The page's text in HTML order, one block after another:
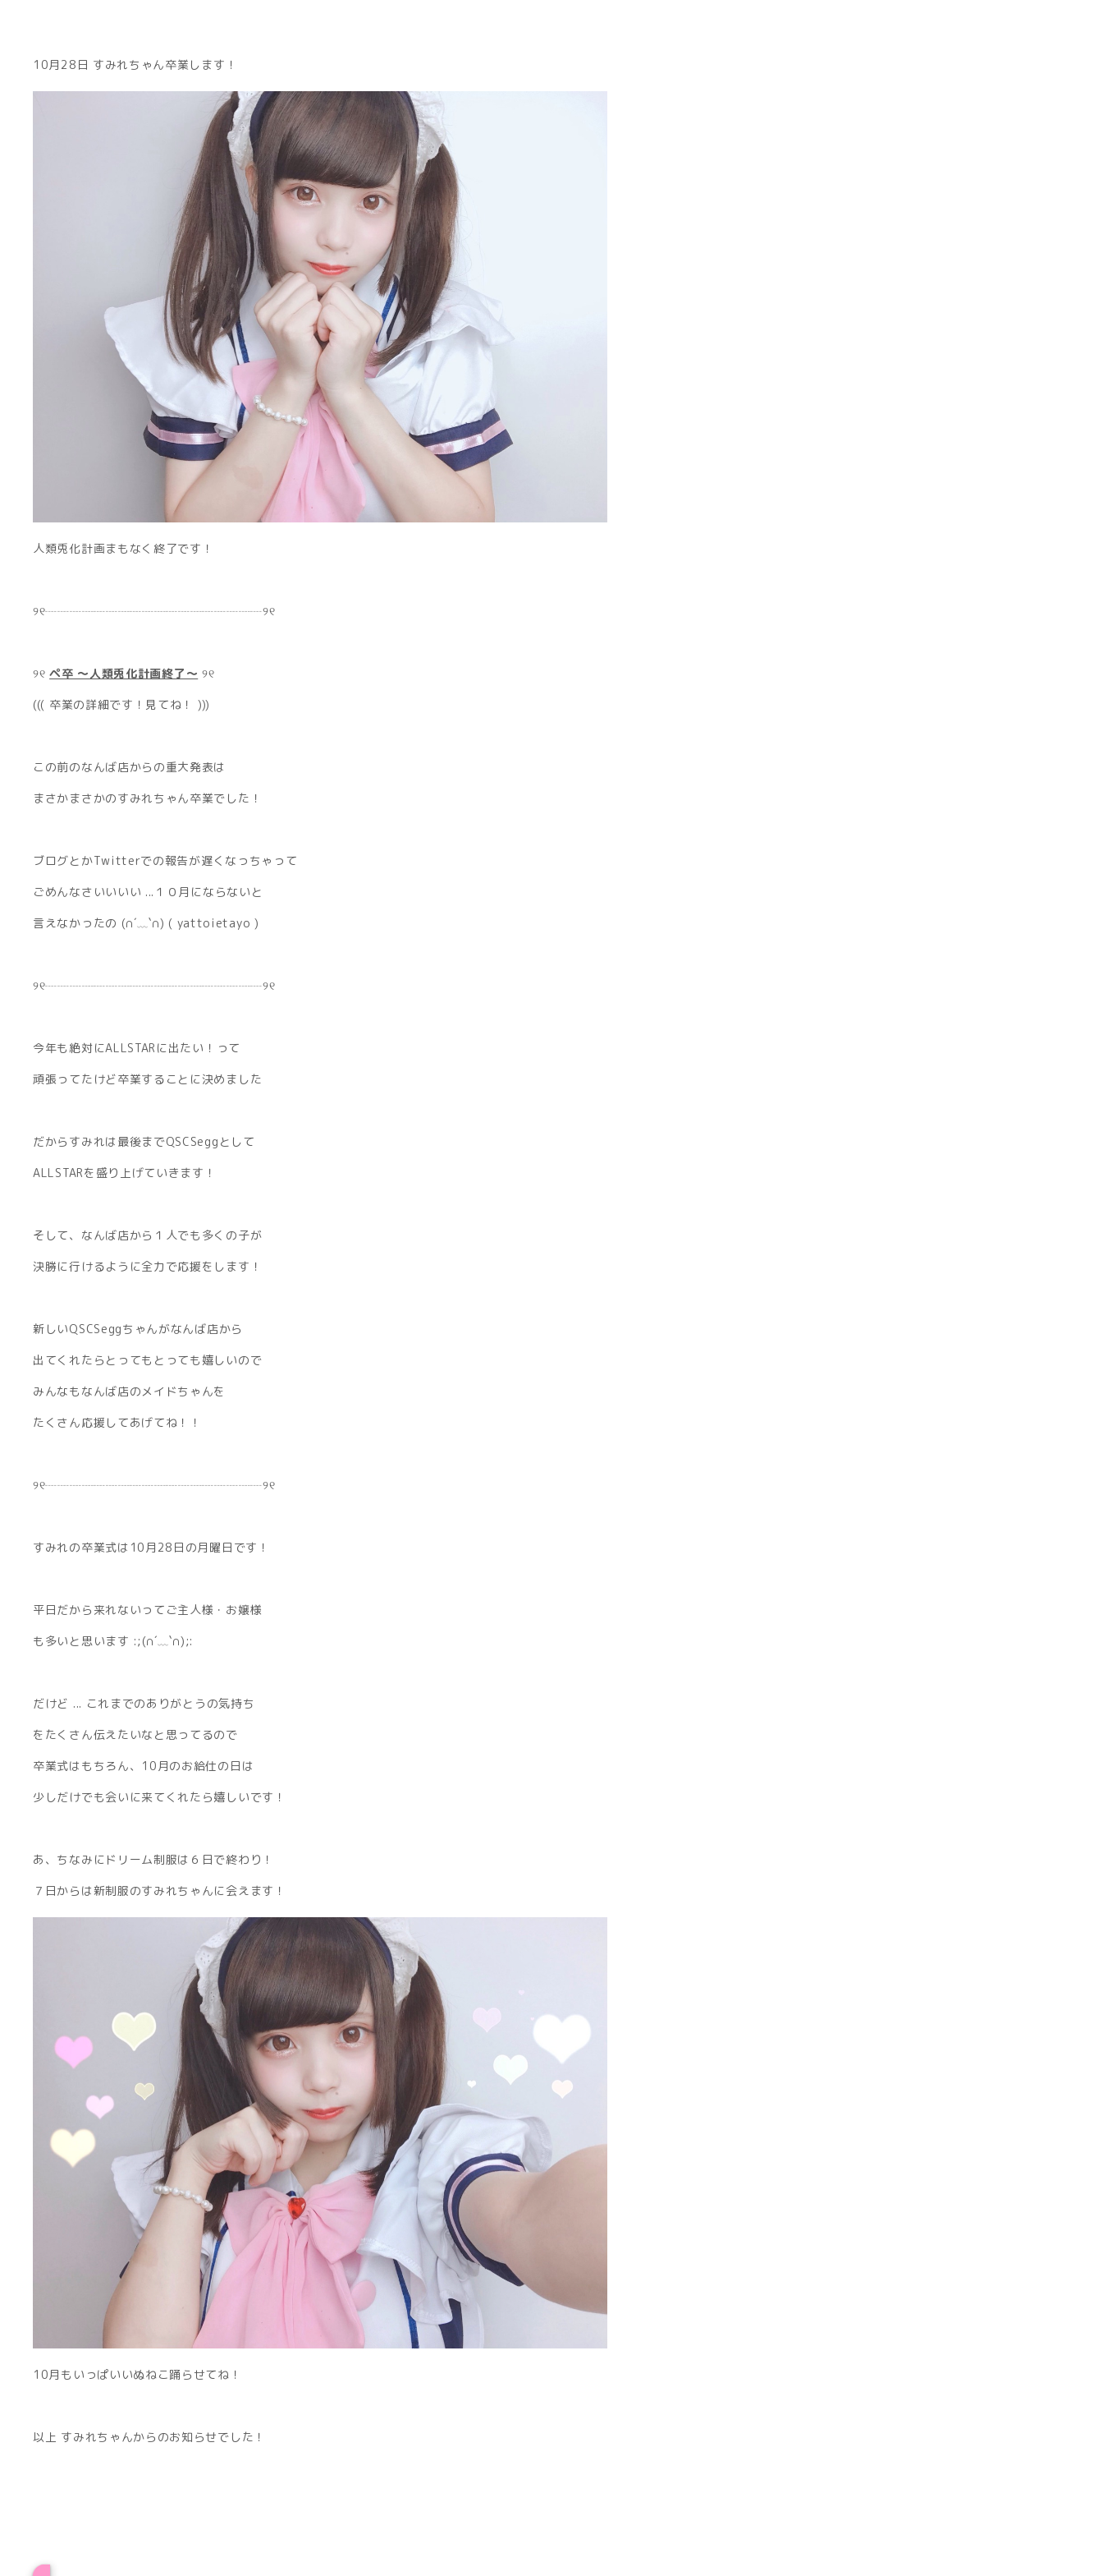
10月28日 すみれちゃん卒業します！
人類兎化計画まもなく終了です！
୨୧┈┈┈┈┈┈┈┈┈┈┈┈┈┈┈┈┈┈୨୧
୨୧ペ卒 ～人類兎化計画終了～ ୨୧
((( 卒業の詳細です！見てね！ )))
この前のなんば店からの重大発表は
まさかまさかのすみれちゃん卒業でした！
ブログとかTwitterでの報告が遅くなっちゃって
ごめんなさいいいい ...１０月にならないと
言えなかったの (∩´﹏`∩) ( yattoietayo )
୨୧┈┈┈┈┈┈┈┈┈┈┈┈┈┈┈┈┈┈୨୧
今年も絶対にALLSTARに出たい！って
頑張ってたけど卒業することに決めました
だからすみれは最後までQSCSeggとして
ALLSTARを盛り上げていきます！
そして、なんば店から１人でも多くの子が
決勝に行けるように全力で応援をします！
新しいQSCSeggちゃんがなんば店から
出てくれたらとってもとっても嬉しいので
みんなもなんば店のメイドちゃんを
たくさん応援してあげてね！！
୨୧┈┈┈┈┈┈┈┈┈┈┈┈┈┈┈┈┈┈୨୧
すみれの卒業式は10月28日の月曜日です！
平日だから来れないってご主人様・お嬢様
も多いと思います :;(∩︎´﹏`∩︎);:
だけど ... これまでのありがとうの気持ち
をたくさん伝えたいなと思ってるので
卒業式はもちろん、10月のお給仕の日は
少しだけでも会いに来てくれたら嬉しいです！
あ、ちなみにドリーム制服は６日で終わり！
７日からは新制服のすみれちゃんに会えます！
10月もいっぱいいぬねこ踊らせてね！
以上 すみれちゃんからのお知らせでした！